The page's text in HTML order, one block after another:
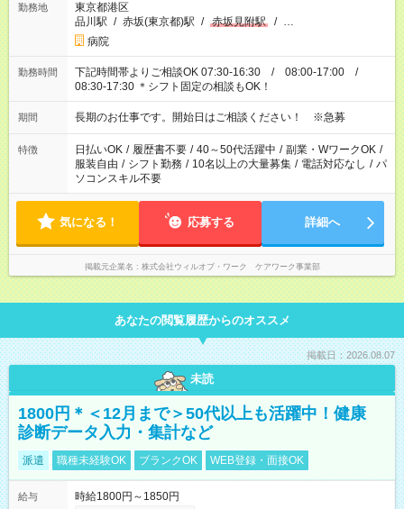
勤務地
東京都港区
品川駅 / 赤坂(東京都)駅 / 赤坂見附駅 / …
病院
勤務時間
下記時間帯よりご相談OK 07:30-16:30 / 08:00-17:00 /
08:30-17:30 ＊シフト固定の相談もOK！
期間 長期のお仕事です。開始日はご相談ください！ ※急募
特徴 日払いOK / 履歴書不要 / 40～50代活躍中 / 副業・WワークOK /
服装自由 / シフト勤務 / 10名以上の大量募集 / 電話対応なし / パ
ソコンスキル不要
気になる！ 応募する 詳細へ
掲載元企業名 株式会社ウィルオブ・ワーク ケアワーク事業部
あなたの閲覧履歴からのオススメ
掲載日：2026.08.07
未読
1800円＊＜12月まで＞50代以上も活躍中！健康
診断データ入力・集計など
派遣 職種未経験OK ブランクOK WEB登録・面接OK
給与
時給1800円～1850円